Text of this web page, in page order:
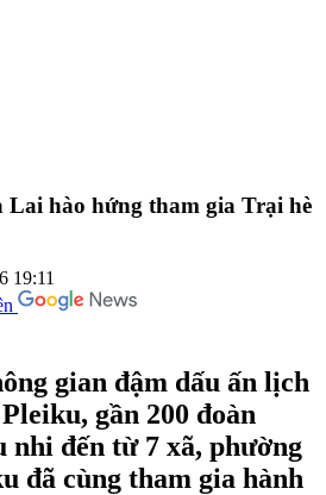
hào hứng tham gia Trại hè
19:11
gian đậm dấu ấn lịch
gần 200 đoàn
nhi đến từ 7 xã, phường
đã cùng tham gia hành